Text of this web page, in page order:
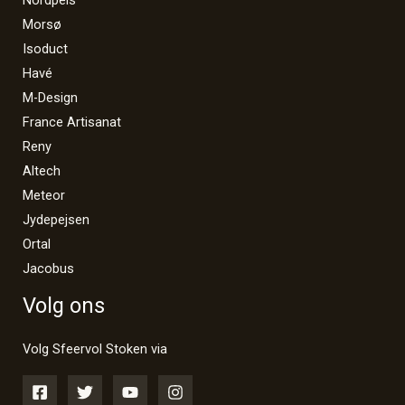
Morsø
Isoduct
Havé
M-Design
France Artisanat
Reny
Altech
Meteor
Jydepejsen
Ortal
Jacobus
Volg ons
Volg Sfeervol Stoken via